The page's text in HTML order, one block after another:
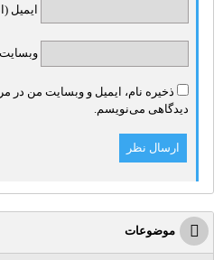
ایمیل
وبسایت
ذخیره نام، ایمیل و وبسایت من در
دیدگاهی می‌نویسم.
موضوعات